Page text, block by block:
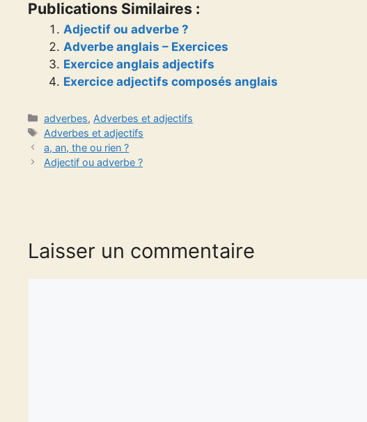
Publications Similaires :
Adjectif ou adverbe ?
Adverbe anglais – Exercices
Exercice anglais adjectifs
Exercice adjectifs composés anglais
Catégories
adverbes, Adverbes et adjectifs
Étiquettes
Adverbes et adjectifs
a, an, the ou rien ?
Adjectif ou adverbe ?
Laisser un commentaire